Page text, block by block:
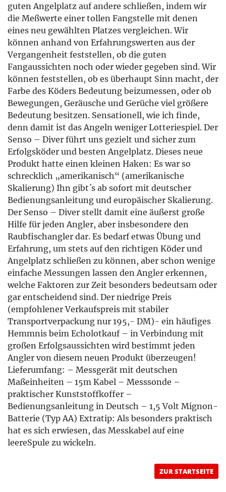
guten Angelplatz auf andere schließen, indem wir
die Meßwerte einer tollen Fangstelle mit denen
eines neu gewählten Platzes vergleichen. Wir
können anhand von Erfahrungswerten aus der
Vergangenheit feststellen, ob die guten
Fangaussichten noch oder wieder gegeben sind. Wir
können feststellen, ob es überhaupt Sinn macht, der
Farbe des Köders Bedeutung beizumessen, oder ob
Bewegungen, Geräusche und Gerüche viel größere
Bedeutung besitzen. Sensationell, wie ich finde,
denn damit ist das Angeln weniger Lotteriespiel. Der
Senso – Diver führt uns gezielt und sicher zum
Erfolgsköder und besten Angelplatz. Dieses neue
Produkt hatte einen kleinen Haken: Es war so
schrecklich „amerikanisch“ (amerikanische
Skalierung) Ihn gibt´s ab sofort mit deutscher
Bedienungsanleitung und europäischer Skalierung.
Der Senso – Diver stellt damit eine äußerst große
Hilfe für jeden Angler, aber insbesondere den
Raubfischangler dar. Es bedarf etwas Übung und
Erfahrung, um stets auf den richtigen Köder und
Angelplatz schließen zu können, aber schon wenige
einfache Messungen lassen den Angler erkennen,
welche Faktoren zur Zeit besonders bedeutsam oder
gar entscheidend sind. Der niedrige Preis
(empfohlener Verkaufspreis mit stabiler
Transportverpackung nur 195,- DM)- ein häufiges
Hemmnis beim Echolotkauf – in Verbindung mit
großen Erfolgsaussichten wird bestimmt jeden
Angler von diesem neuen Produkt überzeugen!
Lieferumfang: – Messgerät mit deutschen
Maßeinheiten – 15m Kabel – Messsonde –
praktischer Kunststoffkoffer –
Bedienungsanleitung in Deutsch – 1,5 Volt Mignon-
Batterie (Typ AA) Extratip: Als besonders praktisch
hat es sich erwiesen, das Messkabel auf eine
leereSpule zu wickeln.
ZUR STARTSEITE